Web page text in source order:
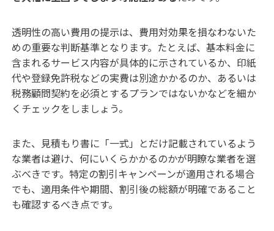
透明性の高い費用の提示は、費用対効果を損なわないた
めの重要な判断基準となります。たとえば、基本料金に
含まれるサービス内容が具体的に示されているか、印紙
代や登録免許税などの実費は別途かかるのか、あるいは
税務顧問契約を必須とするプランではないかなどを細か
くチェックをしましょう。
また、見積もり書に「一式」とだけ記載されているよう
な業者は避け、何にいくらかかるのかが明瞭な業者を選
ぶべきです。特定の割引キャンペーンが適用される場合
でも、適用条件や期間、割引後の総額が明確であること
も確認するべき点です。